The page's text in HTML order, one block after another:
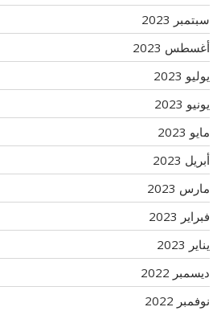
سبتمبر 2023
أغسطس 2023
يوليو 2023
يونيو 2023
مايو 2023
أبريل 2023
مارس 2023
فبراير 2023
يناير 2023
ديسمبر 2022
نوفمبر 2022